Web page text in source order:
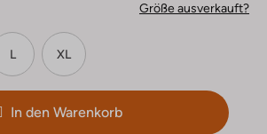
Größe ausverkauft?
L XL
In den Warenkorb